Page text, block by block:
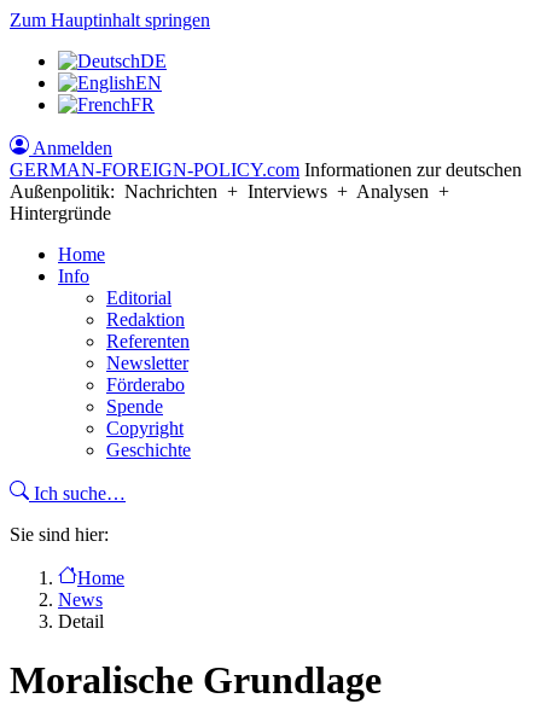
Zum Hauptinhalt springen
DE
EN
FR
Anmelden
GERMAN-FOREIGN-POLICY.com Informationen zur deutschen
Außenpolitik: Nachrichten + Interviews + Analysen +
Hintergründe
Home
Info
Editorial
Redaktion
Referenten
Newsletter
Förderabo
Spende
Copyright
Geschichte
Ich suche…
Sie sind hier:
Home
News
Detail
Moralische Grundlage